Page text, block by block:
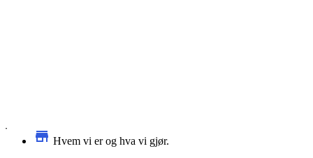
Hvem vi er og hva vi gjør.